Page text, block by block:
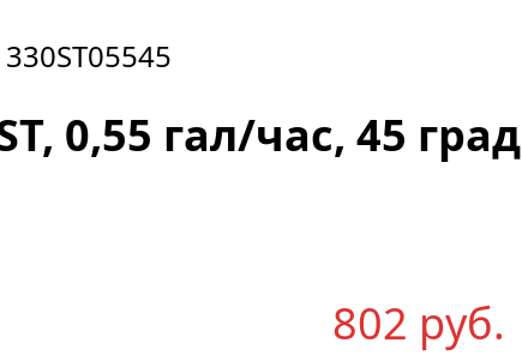
330ST05545
0,55 гал/час, 45 град
802 руб.